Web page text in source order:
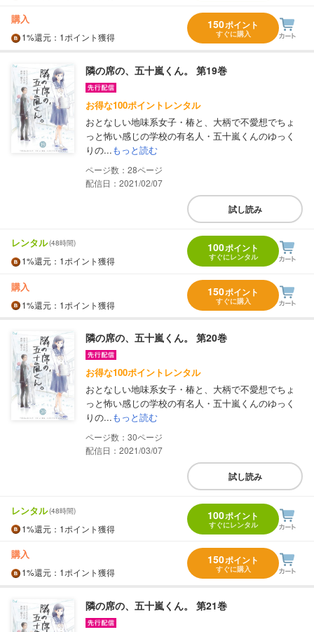
購入
1%還元 ：1ポイント獲得
150ポイント
すぐに購入
隣の席の、五十嵐くん。 第19巻
お得な100ポイントレンタル
おとなしい地味系女子・椿と、大柄で不愛想でちょ
っと怖い感じの学校の有名人・五十嵐くんのゆっく
りの...もっと読む
28
配信日：2021/02/07
試し読み
レンタル(48時間)
1%還元 ：1ポイント獲得
100ポイント
すぐにレンタル
購入
1%還元 ：1ポイント獲得
150ポイント
すぐに購入
隣の席の、五十嵐くん。 第20巻
お得な100ポイントレンタル
おとなしい地味系女子・椿と、大柄で不愛想でちょ
っと怖い感じの学校の有名人・五十嵐くんのゆっく
りの...もっと読む
30
配信日：2021/03/07
試し読み
レンタル(48時間)
1%還元 ：1ポイント獲得
100ポイント
すぐにレンタル
購入
1%還元 ：1ポイント獲得
150ポイント
すぐに購入
隣の席の、五十嵐くん。 第21巻